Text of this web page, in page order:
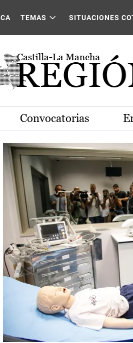
Mancha
TEMAS SITUACIONES
Convocatorias